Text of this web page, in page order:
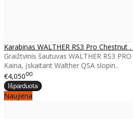
Karabinas WALTHER RS3 Pro Chestnut .
Graižtvinis šautuvas WALTHER RS3
Kaina, įskaitant Walther QSA slopin..
€4,05000
Naujiena